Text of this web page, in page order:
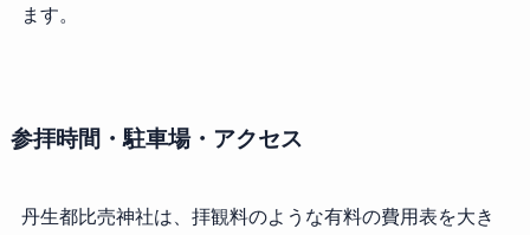
ます。
参拝時間・駐車場・アクセス
丹生都比売神社は、拝観料のような有料の費用表を大き